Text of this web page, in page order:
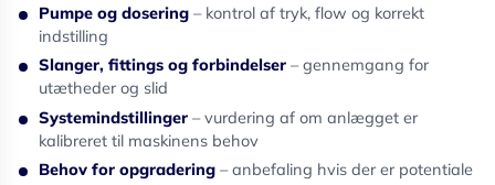
Pumpe og dosering – kontrol af tryk, flow og korrekt
indstilling
Slanger, fittings og forbindelser – gennemgang for
utætheder og slid
Systemindstillinger – vurdering af om anlægget er
kalibreret til maskinens behov
Behov for opgradering – anbefaling hvis der er potentiale